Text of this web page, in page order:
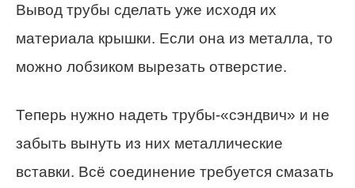
Вывод трубы сделать уже исходя их
материала крышки. Если она из металла, то
можно лобзиком вырезать отверстие.
Теперь нужно надеть трубы-«сэндвич» и не
забыть вынуть из них металлические
вставки. Всё соединение требуется смазать